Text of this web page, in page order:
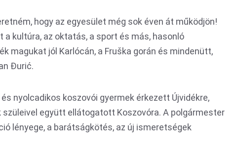
hogy az egyesület még sok éven át működjön!
kultúra, az oktatás, a sport és más, hasonló
magukat jól Karlócán, a Fruška gorán és mindenütt,
Đurić.
nyolcadikos koszovói gyermek érkezett Újvidékre,
szüleivel együtt ellátogatott Koszovóra. A polgármester
lényege, a barátságkötés, az új ismeretségek